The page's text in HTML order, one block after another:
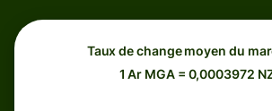
Taux de change moyen du
1 Ar MGA = 0,0003972